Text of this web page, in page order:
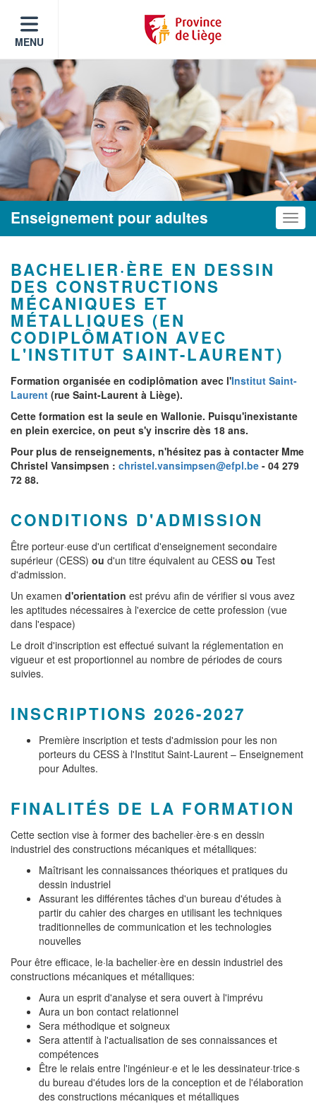
MENU
Enseignement pour adultes
BACHELIER·ÈRE EN DESSIN
DES CONSTRUCTIONS
MÉCANIQUES ET
MÉTALLIQUES (EN
CODIPLÔMATION AVEC
L'INSTITUT SAINT-LAURENT)
Formation organisée en codiplômation avec l'Institut Saint-
Laurent (rue Saint-Laurent à Liège).
Cette formation est la seule en Wallonie. Puisqu'inexistante
en plein exercice, on peut s'y inscrire dès 18 ans.
Pour plus de renseignements, n'hésitez pas à contacter Mme
Christel Vansimpsen : christel.vansimpsen@efpl.be - 04 279
72 88.
CONDITIONS D'ADMISSION
Être porteur·euse d'un certificat d'enseignement secondaire
supérieur (CESS) ou d'un titre équivalent au CESS ou Test
d'admission.
Un examen d'orientation est prévu afin de vérifier si vous avez
les aptitudes nécessaires à l'exercice de cette profession (vue
dans l'espace)
Le droit d'inscription est effectué suivant la réglementation en
vigueur et est proportionnel au nombre de périodes de cours
suivies.
INSCRIPTIONS 2026-2027
Première inscription et tests d'admission pour les non
porteurs du CESS à l'Institut Saint-Laurent – Enseignement
pour Adultes.
FINALITÉS DE LA FORMATION
Cette section vise à former des bachelier·ère·s en dessin
industriel des constructions mécaniques et métalliques:
Maîtrisant les connaissances théoriques et pratiques du
dessin industriel
Assurant les différentes tâches d'un bureau d'études à
partir du cahier des charges en utilisant les techniques
traditionnelles de communication et les technologies
nouvelles
Pour être efficace, le·la bachelier·ère en dessin industriel des
constructions mécaniques et métalliques:
Aura un esprit d'analyse et sera ouvert à l'imprévu
Aura un bon contact relationnel
Sera méthodique et soigneux
Sera attentif à l'actualisation de ses connaissances et
compétences
Être le relais entre l'ingénieur·e et le les dessinateur·trice·s
du bureau d'études lors de la conception et de l'élaboration
des constructions mécaniques et métalliques